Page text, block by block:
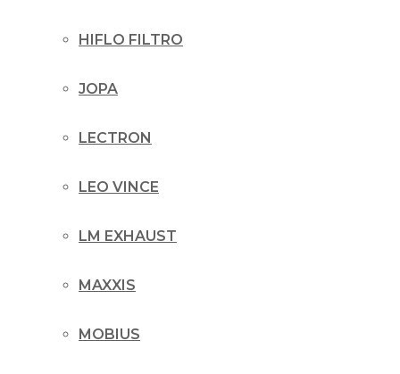
HIFLO FILTRO
JOPA
LECTRON
LEO VINCE
LM EXHAUST
MAXXIS
MOBIUS